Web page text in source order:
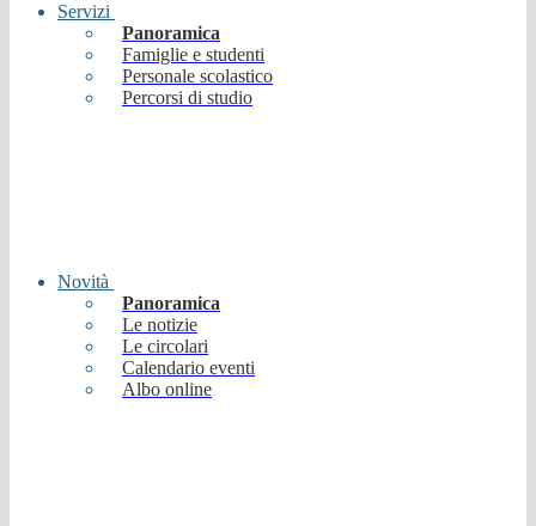
Servizi
Panoramica
Famiglie e studenti
Personale scolastico
Percorsi di studio
Novità
Panoramica
Le notizie
Le circolari
Calendario eventi
Albo online